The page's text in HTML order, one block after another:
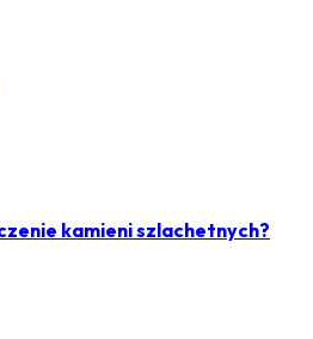
kamieni szlachetnych?